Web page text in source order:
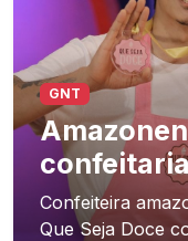
GNT
confeitaria
Confeiteira
Que Seja Doce